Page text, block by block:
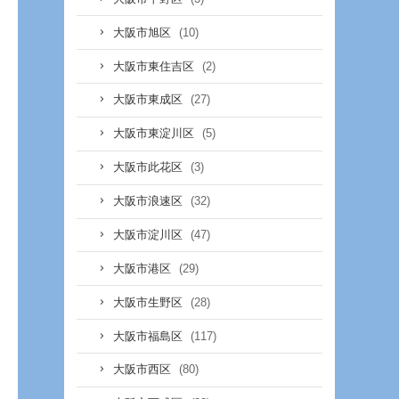
大阪市旭区 (10)
大阪市東住吉区 (2)
大阪市東成区 (27)
大阪市東淀川区 (5)
大阪市此花区 (3)
大阪市浪速区 (32)
大阪市淀川区 (47)
大阪市港区 (29)
大阪市生野区 (28)
大阪市福島区 (117)
大阪市西区 (80)